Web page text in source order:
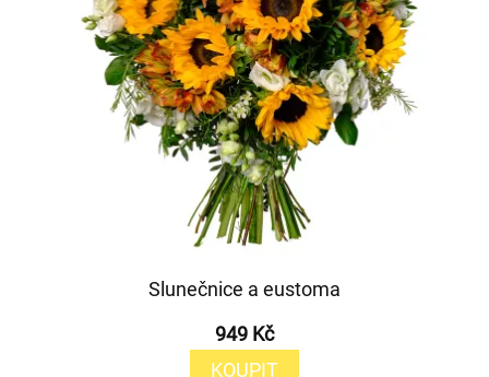
Slunečnice a eustoma
949 Kč
KOUPIT